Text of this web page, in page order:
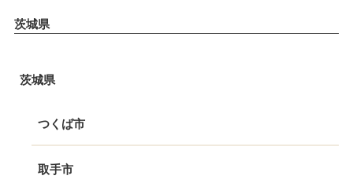
茨城県
茨城県
つくば市
取手市